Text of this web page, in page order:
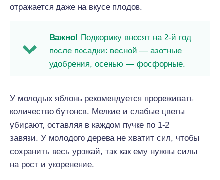
отражается даже на вкусе плодов.
Важно! Подкормку вносят на 2-й год
после посадки: весной — азотные
удобрения, осенью — фосфорные.
У молодых яблонь рекомендуется прореживать
количество бутонов. Мелкие и слабые цветы
убирают, оставляя в каждом пучке по 1-2
завязи. У молодого дерева не хватит сил, чтобы
сохранить весь урожай, так как ему нужны силы
на рост и укоренение.